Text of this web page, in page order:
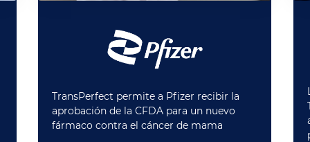
TransPerfect permite a Pfizer recibir la
aprobación de la CFDA para un nuevo
fármaco contra el cáncer de mama